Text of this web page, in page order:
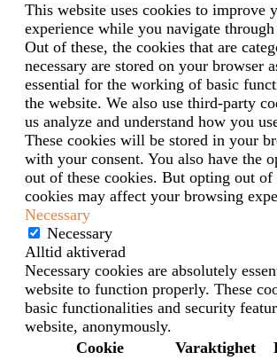
This website uses cookies to improve
experience while you navigate
Out of these, the cookies that are
necessary are stored on your browser
essential for the working of basic
the website. We also use third-party
us analyze and understand how you
These cookies will be stored in your
with your consent. You also have the
out of these cookies. But opting out of
cookies may affect your browsing
Necessary
Necessary
Alltid aktiverad
Necessary cookies are absolutely
website to function properly. These
basic functionalities and security
website, anonymously.
Cookie
Varaktighet